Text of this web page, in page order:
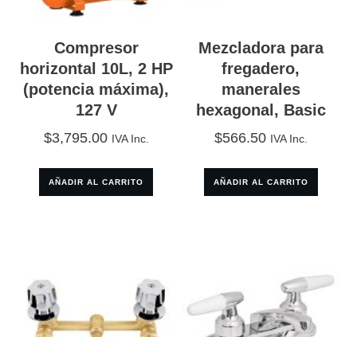
Compresor
horizontal 10L, 2 HP
(potencia máxima),
127 V
$3,795.00 IVA Inc.
AÑADIR AL CARRITO
Mezcladora para
fregadero,
manerales
hexagonal, Basic
$566.50 IVA Inc.
AÑADIR AL CARRITO